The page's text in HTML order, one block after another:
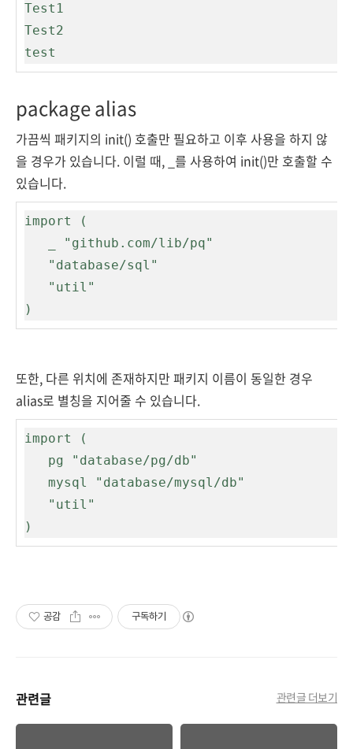
Test1
Test2
test
package alias
가끔씩 패키지의 init() 호출만 필요하고 이후 사용을 하지 않
을 경우가 있습니다. 이럴 때, _를 사용하여 init()만 호출할 수
있습니다.
import (
)
또한, 다른 위치에 존재하지만 패키지 이름이 동일한 경우
alias로 별칭을 지어줄 수 있습니다.
import (
)
공감 구독하기
관련글 관련글 더보기